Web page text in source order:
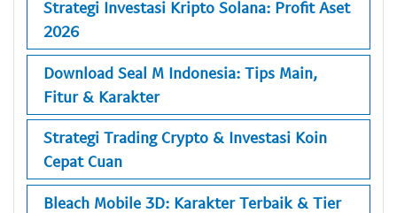
Strategi Investasi Kripto Solana: Profit Aset
2026
Download Seal M Indonesia: Tips Main,
Fitur & Karakter
Strategi Trading Crypto & Investasi Koin
Cepat Cuan
Bleach Mobile 3D: Karakter Terbaik & Tier